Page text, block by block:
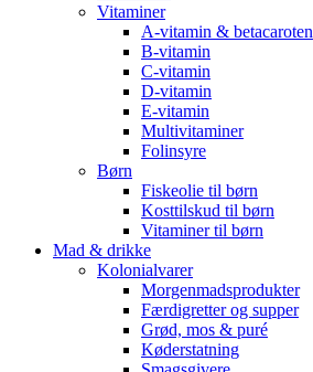
Vitaminer
A-vitamin & betacaroten
B-vitamin
C-vitamin
D-vitamin
E-vitamin
Multivitaminer
Folinsyre
Børn
Fiskeolie til børn
Kosttilskud til børn
Vitaminer til børn
Mad & drikke
Kolonialvarer
Morgenmadsprodukter
Færdigretter og supper
Grød, mos & puré
Køderstatning